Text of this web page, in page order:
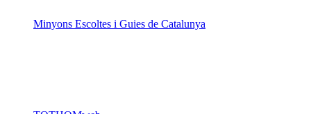
Minyons Escoltes i Guies de Catalunya